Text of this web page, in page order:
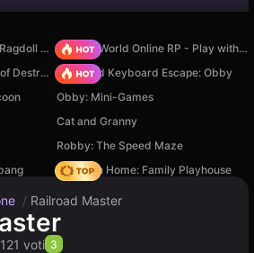
Sprunki Action Playground: Ragdoll Sandbox
Sprunki World Online RP - Play with Friends!
Playground Man Mod! Web of Destruction! +1 Speed Keyboard Escape: Obby
Obby: Mini-Games
Cat and Granny
Robby: The Speed Maze
My Town Home: Family Playhouse
/ Railroad Master
voti 3